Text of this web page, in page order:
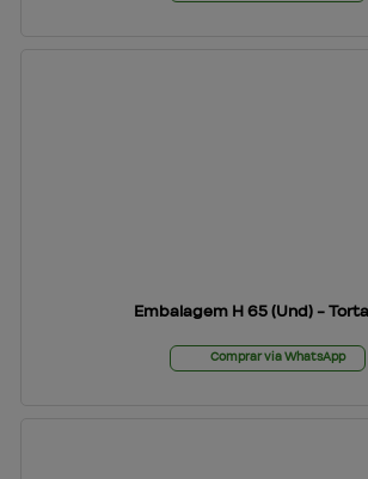
Embalagem H 65 (Und) -
Comprar via WhatsApp